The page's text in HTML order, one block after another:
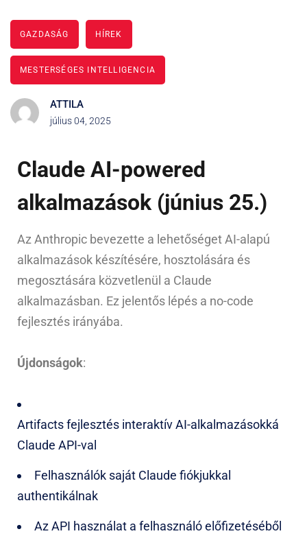
GAZDASÁG HÍREK
MESTERSÉGES INTELLIGENCIA
ATTILA
július 04, 2025
Claude AI-powered
alkalmazások (június 25.)
Az Anthropic bevezette a lehetőséget AI-alapú
alkalmazások készítésére, hosztolására és
megosztására közvetlenül a Claude
alkalmazásban. Ez jelentős lépés a no-code
fejlesztés irányába.
Újdonságok:
Artifacts fejlesztés interaktív AI-alkalmazásokká
Claude API-val
Felhasználók saját Claude fiókjukkal
authentikálnak
Az API használat a felhasználó előfizetéséből